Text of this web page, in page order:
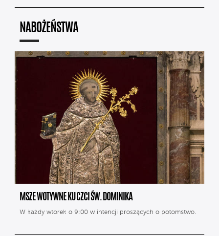
NABOŻEŃSTWA
MSZE WOTYWNE KU CZCI ŚW. DOMINIKA
W każdy wtorek o 9:00 w intencji proszących o potomstwo.